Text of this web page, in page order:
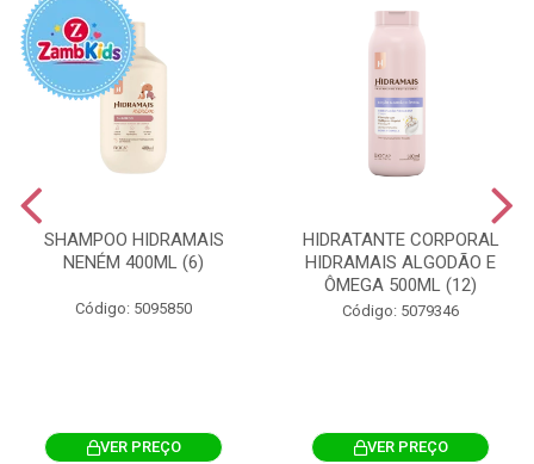
SHAMPOO HIDRAMAIS
NENÉM 400ML (6)
Código: 5095850
VER PREÇO
HIDRATANTE CORPORAL
HIDRAMAIS ALGODÃO E
ÔMEGA 500ML (12)
Código: 5079346
VER PREÇO